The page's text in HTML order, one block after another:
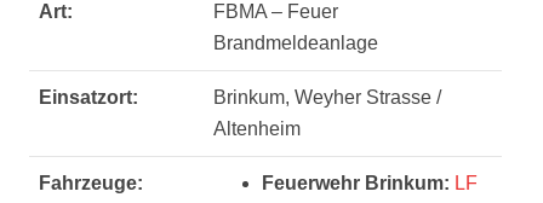
Art:
FBMA – Feuer
Brandmeldeanlage
Einsatzort:
Brinkum, Weyher Strasse /
Altenheim
Fahrzeuge: Feuerwehr Brinkum: LF